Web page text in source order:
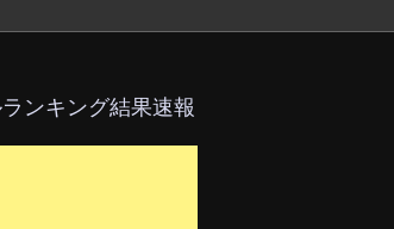
ンキング結果速報